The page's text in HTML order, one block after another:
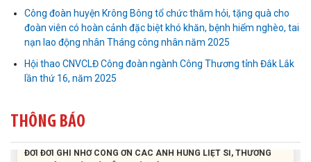
Công đoàn huyện Krông Bông tổ chức thăm hỏi, tặng quà cho
đoàn viên có hoàn cảnh đặc biệt khó khăn, bệnh hiểm nghèo, tai
nạn lao động nhân Tháng công nhân năm 2025
Hội thao CNVCLĐ Công đoàn ngành Công Thương tỉnh Đắk Lắk
lần thứ 16, năm 2025
THÔNG BÁO
Bàn giao Mái ấm công đoàn cho 2 đoàn viên thuộc Công đoàn
phường Tân An
Liên đoàn Lao động tỉnh trao tặng 100 bộ bút chấm đọc tiếng Anh
BINH VÀ NGƯỜI CÓ CÔNG VỚI CÁCH MẠNG!